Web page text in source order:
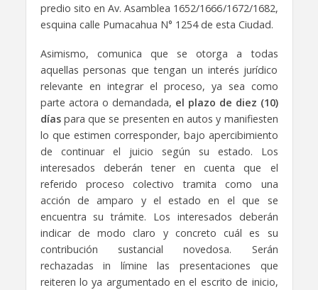
predio sito en Av. Asamblea 1652/1666/1672/1682,
esquina calle Pumacahua N° 1254 de esta Ciudad.
Asimismo, comunica que se otorga a todas
aquellas personas que tengan un interés jurídico
relevante en integrar el proceso, ya sea como
parte actora o demandada, el plazo de diez (10)
díaspara que se presenten en autos y manifiesten
lo que estimen corresponder, bajo apercibimiento
de continuar el juicio según su estado. Los
interesados deberán tener en cuenta que el
referido proceso colectivo tramita como una
acción de amparo y el estado en el que se
encuentra su trámite. Los interesados deberán
indicar de modo claro y concreto cuál es su
contribución sustancial novedosa. Serán
rechazadas in límine las presentaciones que
reiteren lo ya argumentado en el escrito de inicio,